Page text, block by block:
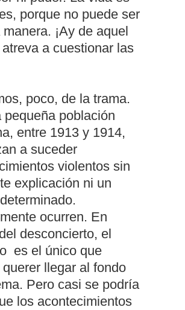
porque no puede ser
¡Ay de aquel
a cuestionar las
poco, de la trama.
pequeña población
entre 1913 y 1914,
a suceder
violentos sin
explicación ni un
ocurren. En
desconcierto, el
es el único que
llegar al fondo
Pero casi se podría
los acontecimientos